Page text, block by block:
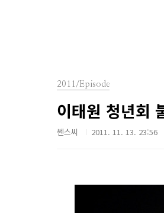
2011/Episode
이태원 청년회
쎈스씨 2011. 11. 13. 23:56